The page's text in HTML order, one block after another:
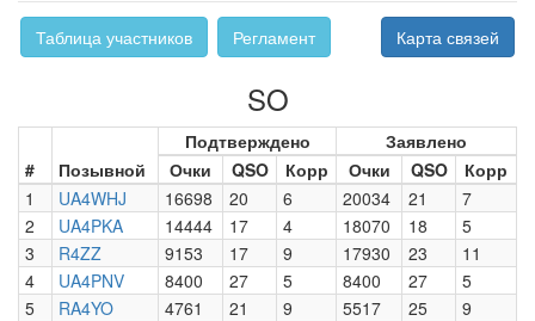
Таблица участников Регламент Карта связей
SO
# Позывной
Подтверждено
Заявлено
Очки
QSO Корр Очки QSO
Корр
1
UA4WHJ 16698 20 6 20034 21
7
2
UA4PKA 14444 17 4 18070 18
5
3
R4ZZ 9153 17 9 17930 23
11
4
UA4PNV 8400 27 5 8400 27
5
5
RA4YO 4761 21 9 5517 25
9